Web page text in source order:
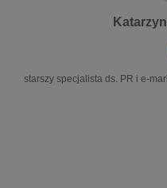
starszy specjalista ds. PR i e-